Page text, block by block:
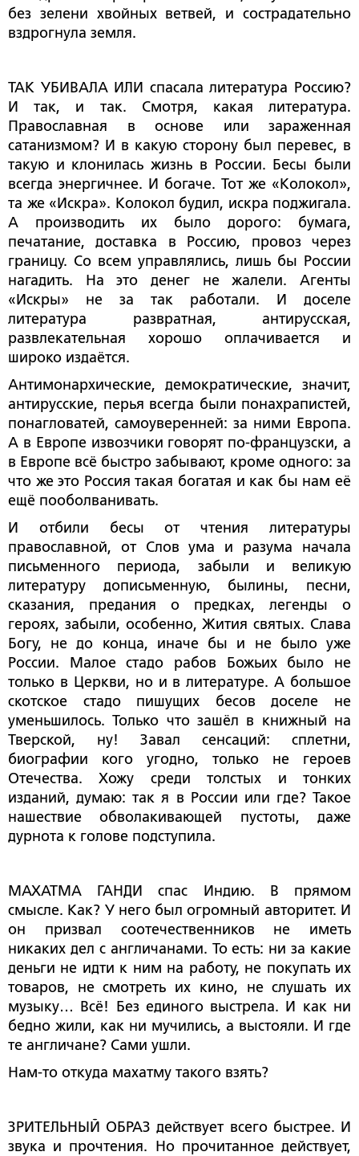
без зелени хвойных ветвей, и сострадательно
вздрогнула земля.
ТАК УБИВАЛА ИЛИ спасала литература Россию?
И так, и так. Смотря, какая литература.
Православная в основе или зараженная
сатанизмом? И в какую сторону был перевес, в
такую и клонилась жизнь в России. Бесы были
всегда энергичнее. И богаче. Тот же «Колокол»,
та же «Искра». Колокол будил, искра поджигала.
А производить их было дорого: бумага,
печатание, доставка в Россию, провоз через
границу. Со всем управлялись, лишь бы России
нагадить. На это денег не жалели. Агенты
«Искры» не за так работали. И доселе
литература развратная, антирусская,
развлекательная хорошо оплачивается и
широко издаётся.
Антимонархические, демократические, значит,
антирусские, перья всегда были понахрапистей,
понагловатей, самоуверенней: за ними Европа.
А в Европе извозчики говорят по-французски, а
в Европе всё быстро забывают, кроме одного: за
что же это Россия такая богатая и как бы нам её
ещё пооболванивать.
И отбили бесы от чтения литературы
православной, от Слов ума и разума начала
письменного периода, забыли и великую
литературу дописьменную, былины, песни,
сказания, предания о предках, легенды о
героях, забыли, особенно, Жития святых. Слава
Богу, не до конца, иначе бы и не было уже
России. Малое стадо рабов Божьих было не
только в Церкви, но и в литературе. А большое
скотское стадо пишущих бесов доселе не
уменьшилось. Только что зашёл в книжный на
Тверской, ну! Завал сенсаций: сплетни,
биографии кого угодно, только не героев
Отечества. Хожу среди толстых и тонких
изданий, думаю: так я в России или где? Такое
нашествие обволакивающей пустоты, даже
дурнота к голове подступила.
МАХАТМА ГАНДИ спас Индию. В прямом
смысле. Как? У него был огромный авторитет. И
он призвал соотечественников не иметь
никаких дел с англичанами. То есть: ни за какие
деньги не идти к ним на работу, не покупать их
товаров, не смотреть их кино, не слушать их
музыку… Всё! Без единого выстрела. И как ни
бедно жили, как ни мучились, а выстояли. И где
те англичане? Сами ушли.
Нам-то откуда махатму такого взять?
ЗРИТЕЛЬНЫЙ ОБРАЗ действует всего быстрее. И
звука и прочтения. Но прочитанное действует,